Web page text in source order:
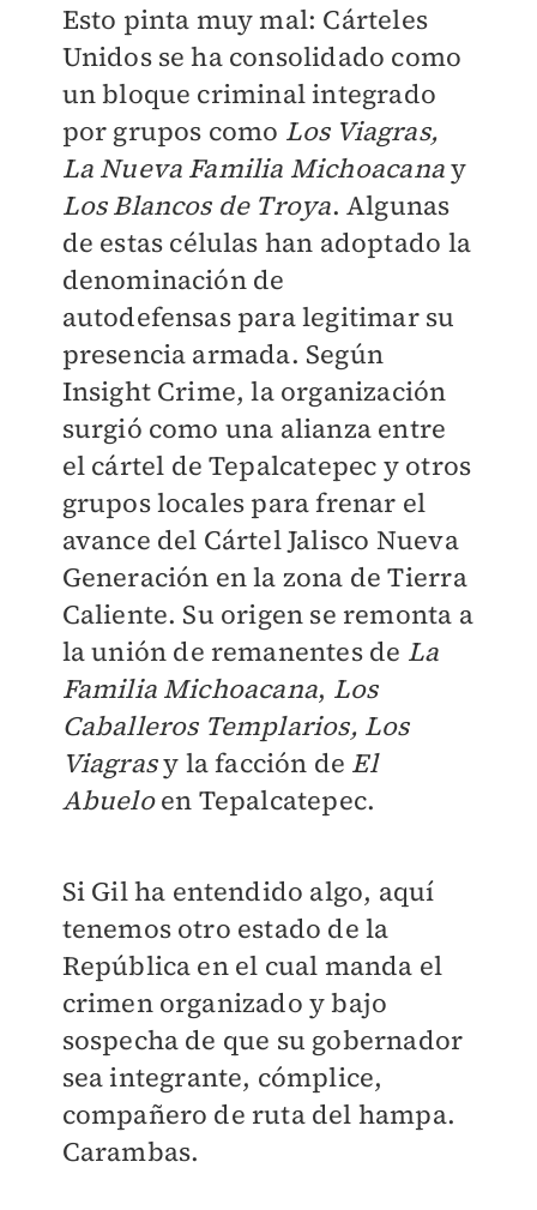
Esto pinta muy mal: Cárteles
Unidos se ha consolidado como
un bloque criminal integrado
por grupos como Los Viagras,
La Nueva Familia Michoacanay
Los Blancos de Troya. Algunas
de estas células han adoptado la
denominación de
autodefensas para legitimar su
presencia armada. Según
Insight Crime, la organización
surgió como una alianza entre
el cártel de Tepalcatepec y otros
grupos locales para frenar el
avance del Cártel Jalisco Nueva
Generación en la zona de Tierra
Caliente. Su origen se remonta a
la unión de remanentes de La
Familia Michoacana, Los
Caballeros Templarios, Los
Viagrasy la facción de El
Abueloen Tepalcatepec.
Si Gil ha entendido algo, aquí
tenemos otro estado de la
República en el cual manda el
crimen organizado y bajo
sospecha de que su gobernador
sea integrante, cómplice,
compañero de ruta del hampa.
Carambas.